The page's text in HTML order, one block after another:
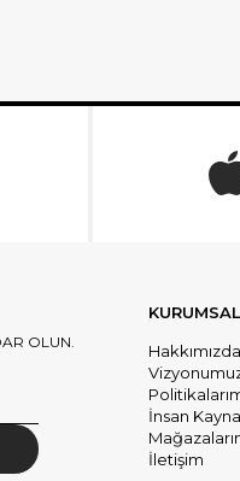
OLUN.
KURUMSAL
Hakkımızda
İnsan
İletişim